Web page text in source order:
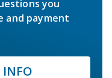
you
and payment
INFO